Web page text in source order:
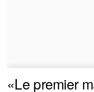
«Le premier